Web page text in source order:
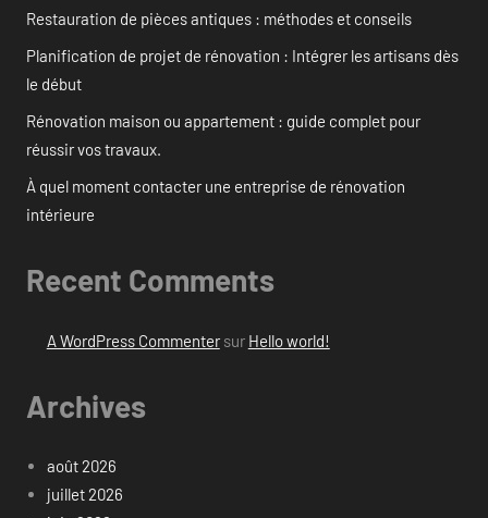
Restauration de pièces antiques : méthodes et conseils
Planification de projet de rénovation : Intégrer les artisans dès
le début
Rénovation maison ou appartement : guide complet pour
réussir vos travaux.
À quel moment contacter une entreprise de rénovation
intérieure
Recent Comments
A WordPress Commentersur Hello world!
Archives
août 2026
juillet 2026